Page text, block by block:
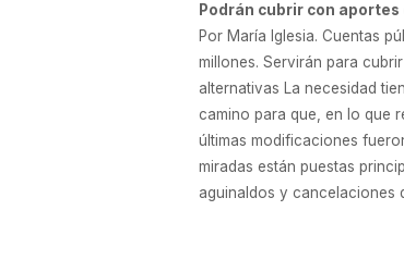
Podrán cubrir con aportes
Por María Iglesia. Cuentas
millones. Servirán para
alternativas La necesidad
camino para que, en lo que
últimas modificaciones
miradas están puestas
aguinaldos y cancelaciones